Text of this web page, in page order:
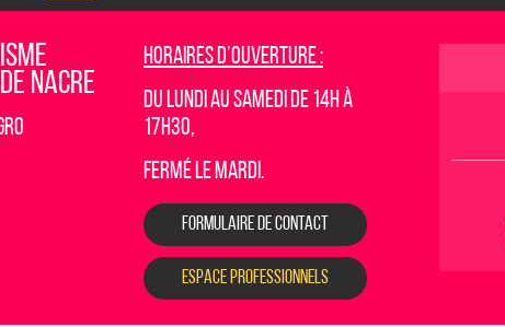
NACRE
Horaires d’ouverture :
Du lundi au samedi de 14h à
17h30,
fermé le mardi.
FORMULAIRE DE CONTACT
ESPACE PROFESSIONNELS